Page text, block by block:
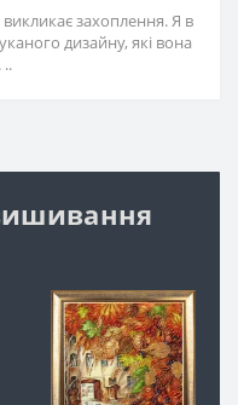
захоплення. Я в
дизайну, які вона